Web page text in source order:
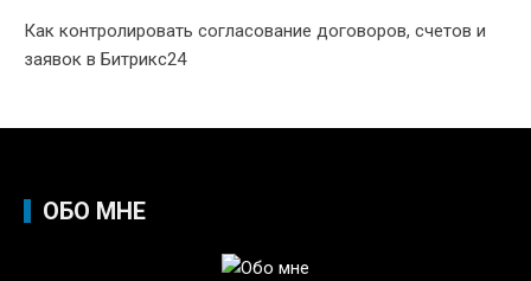
Как контролировать согласование договоров, счетов и
заявок в Битрикс24
ОБО МНЕ